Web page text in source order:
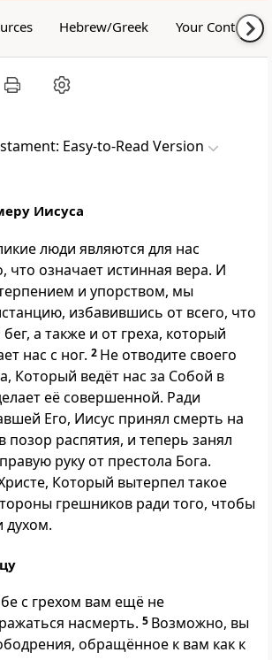
Hebrew/Greek Your Content
Easy-to-Read Version
Иисуса
люди являются для нас
что означает истинная вера. И
и упорством, мы
избавившись от всего, что
а также и от греха, который
нас с ног. 2 Не отводите своего
Который ведёт нас за Собой в
её совершенной. Ради
Его, Иисус принял смерть на
позор распятия, и теперь занял
руку от престола Бога.
Который вытерпел такое
грешников ради того, чтобы
духом.
с грехом вам ещё не
насмерть. 5 Возможно, вы
обращённое к вам как к